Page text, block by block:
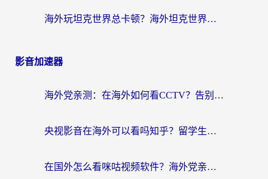
海外玩坦克世界总卡顿？海外坦克世界加速器有哪些？实测好用的选择在这里
影音加速器
海外党亲测：在海外如何看CCTV？告别“仅限大陆播放”的实用指南
央视影音在海外可以看吗知乎？留学生亲测：3步解决地域限制+追剧自由
在国外怎么看咪咕视频软件？海外党亲测有效的回国加速方案